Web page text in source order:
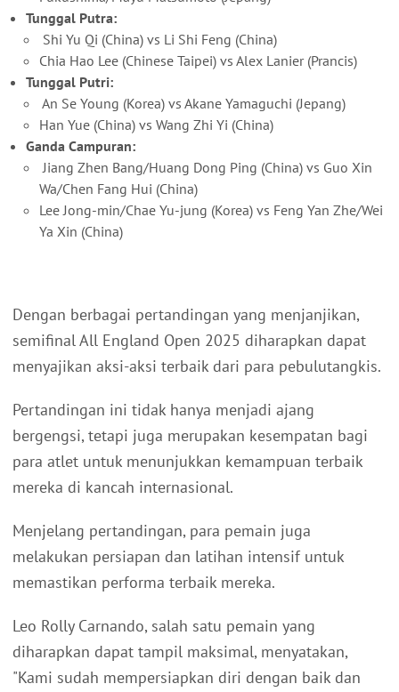
Tunggal Putra:
Shi Yu Qi (China) vs Li Shi Feng (China)
Chia Hao Lee (Chinese Taipei) vs Alex Lanier (Prancis)
Tunggal Putri:
An Se Young (Korea) vs Akane Yamaguchi (Jepang)
Han Yue (China) vs Wang Zhi Yi (China)
Ganda Campuran:
Jiang Zhen Bang/Huang Dong Ping (China) vs Guo Xin
Wa/Chen Fang Hui (China)
Lee Jong-min/Chae Yu-jung (Korea) vs Feng Yan Zhe/Wei
Ya Xin (China)
Dengan berbagai pertandingan yang menjanjikan,
semifinal All England Open 2025 diharapkan dapat
menyajikan aksi-aksi terbaik dari para pebulutangkis.
Pertandingan ini tidak hanya menjadi ajang
bergengsi, tetapi juga merupakan kesempatan bagi
para atlet untuk menunjukkan kemampuan terbaik
mereka di kancah internasional.
Menjelang pertandingan, para pemain juga
melakukan persiapan dan latihan intensif untuk
memastikan performa terbaik mereka.
Leo Rolly Carnando, salah satu pemain yang
diharapkan dapat tampil maksimal, menyatakan,
"Kami sudah mempersiapkan diri dengan baik dan